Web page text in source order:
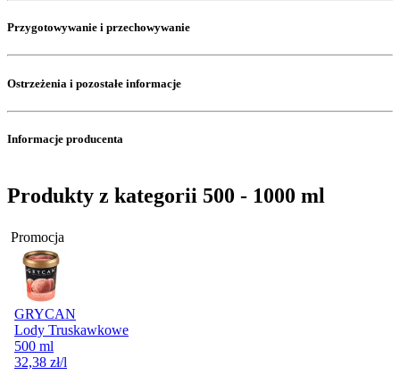
Przygotowywanie i przechowywanie
Ostrzeżenia i pozostałe informacje
Informacje producenta
Produkty z kategorii 500 - 1000 ml
Promocja
GRYCAN
Lody Truskawkowe
500 ml
32,38 zł/l